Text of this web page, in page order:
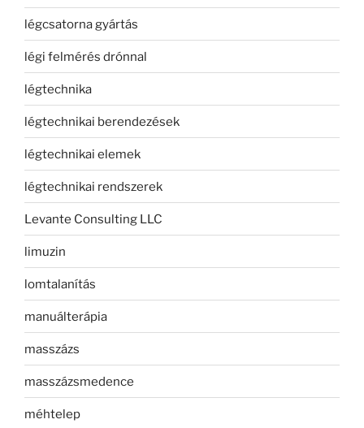
légcsatorna gyártás
légi felmérés drónnal
légtechnika
légtechnikai berendezések
légtechnikai elemek
légtechnikai rendszerek
Levante Consulting LLC
limuzin
lomtalanítás
manuálterápia
masszázs
masszázsmedence
méhtelep